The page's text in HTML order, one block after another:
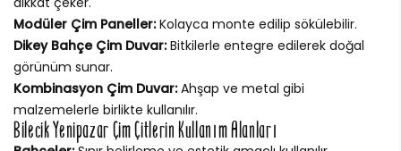
Modüler Çim Paneller:Kolayca monte edilip sökülebilir.
Dikey Bahçe Çim Duvar:Bitkilerle entegre edilerek doğal
görünüm sunar.
Kombinasyon Çim Duvar:Ahşap ve metal gibi
malzemelerle birlikte kullanılır.
Bilecik Yenipazar Çim Çitlerin Kullanım Alanları